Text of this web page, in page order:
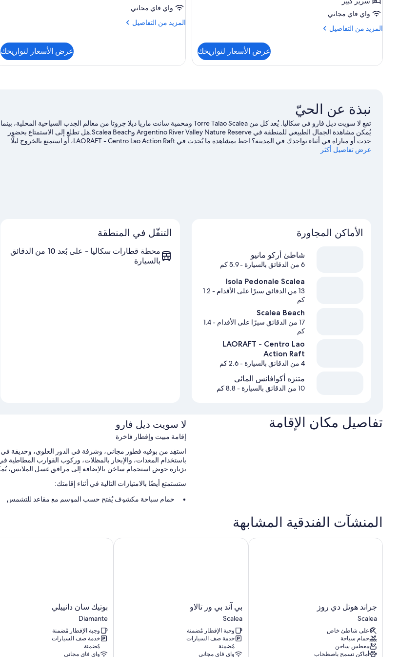
واي فاي مجاني
المزيد من التفاصيل
المزيد
غرفة
عرض الأسعار لتواريخك
-
بمنظر
للبحر
واي فاي مجاني
المزيد من التفاصيل
المزيد
ديلوكس
عرض الأسعار لتواريخك
نبذة عن الحيّ
تقع لا سويت ديل فارو في سكاليا. يُعد كل من Torre Talao Scalea ومحمية سانت ماريا ديلا جروتا من معالم الجذب السياحية المحلية، بينما
يُمكن مشاهدة الجمال الطبيعي للمنطقة في Argentino River Valley Nature Reserve وScalea Beach.هل تطلع إلى الاستمتاع بحضور
حدث أو مباراة في أثناء تواجدك في المدينة؟ احظ بمشاهدة ما يُحدث في LAORAFT - Centro Lao Action Raft، أو استمتع بالخروج ليلًا
عرض تفاصيل أكثر
الأماكن المجاورة
شاطئ أركو مانيو
6 من الدقائق بالسيارة - 5.9 كم
Isola Pedonale Scalea
13 من الدقائق سيرًا على الأقدام
- 1.2
كم
Scalea Beach
17 من الدقائق سيرًا على الأقدام
- 1.4
كم
LAORAFT - Centro Lao
Action Raft
4 من الدقائق بالسيارة - 2.6 كم
متنزه أكوافانس المائي
10 من الدقائق بالسيارة - 8.8 كم
التنقّل في المنطقة
محطة قطارات سكاليا - على بُعد 10 من الدقائق
بالسيارة
تفاصيل مكان الإقامة لا سويت ديل فارو
إقامة مبيت وإفطار فاخرة
استفِد من بوفيه فطور مجاني، وشرفة في الدور العلوي، وحديقة
باستخدام المعدات، والإبحار بالمظلات، وركوب القوارب المطاطية
بزيارة حوض استحمام ساخن.بالإضافة إلى مرافق غسل الملابس،
ستستمتع أيضًا بالامتيازات التالية في أثناء إقامتك:
حمام سباحة مكشوف يُفتح حسب الموسم مع مقاعد للتشمس
خزانة للأمانات في مكتب الاستقبال، ومكان لتخزين الدرّاجات،
ملاءات للفراش لا تسبب الحساسية، وملاءات إيطالية من
حمامات مزودة بدُش غزير ومراحيض شطف
دواليب/خزائن ملابس، وأسرّة إضافية مجانية، وخدمة تنظيف
المنشآت الفندقية المشابهة
جراند
هوتل
دي
روز
Scalea
جراند هوتل دي روز
Scalea
على شاطئ خاص
حمام سباحة
مغطس ساخن
أماكن تسمح باصطحاب
جراند هوتل دي روز
بي
آند
بي
ور
تالاو
Scalea
بي آند بي ور تالاو
Scalea
وجبة الإفطار مُضمنة
خدمة صف السيارات
مُضمنة
واي فاي مجاني
بي آند بي ور تالاو
بوتيك
سان
دانييلي
Diamante
بوتيك سان دانييلي
Diamante
وجبة الإفطار مُضمنة
خدمة صف السيارات
مُضمنة
واي فاي مجاني
بوتيك سان دانييلي